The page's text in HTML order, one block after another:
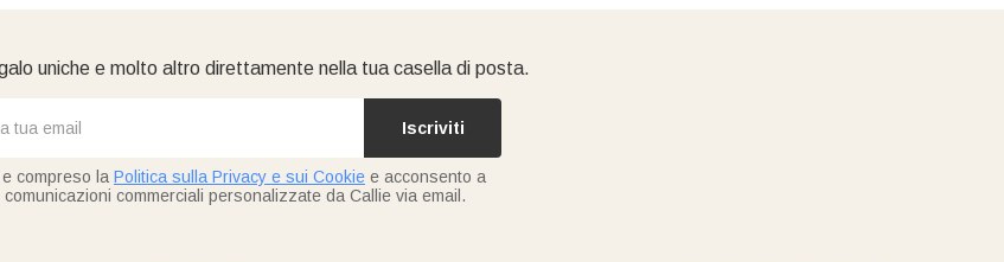
uniche e molto altro direttamente nella tua casella di posta.
Iscriviti
compreso la Politica sulla Privacy e sui Cookie e acconsento a
commerciali personalizzate da Callie via email.